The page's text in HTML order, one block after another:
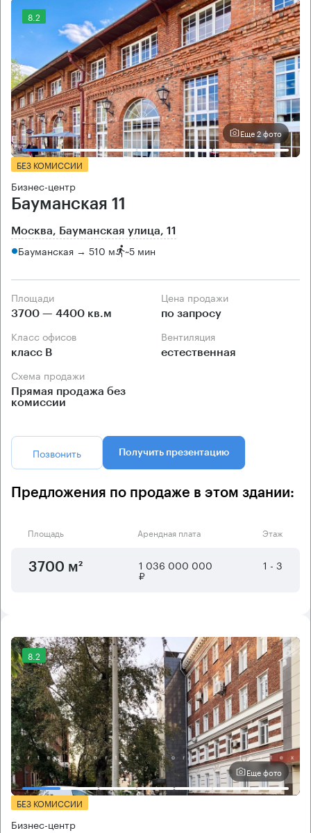
8.2
Еще 2 фото
БЕЗ КОМИССИИ
Бизнес-центр
Бауманская 11
Москва, Бауманская улица, 11
Бауманская → 510 м ~5 мин
Площади
3700 — 4400 кв.м
Цена продажи
по запросу
Класс офисов
класс B
Вентиляция
естественная
Схема продажи
Прямая продажа без
комиссии
Позвонить Получить презентацию
Предложения по продаже в этом здании:
Площадь Арендная плата Этаж
3700 м² 1 036 000 000
₽
1 - 3
8.2
Еще фото
БЕЗ КОМИССИИ
Бизнес-центр